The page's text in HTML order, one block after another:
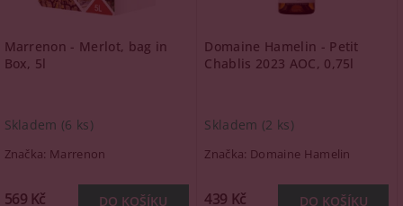
Marrenon - Merlot, bag in
Box, 5l
Skladem (6 ks)
Značka: Marrenon
569 Kč
Domaine Hamelin - Petit
Chablis 2023 AOC, 0,75l
Skladem (2 ks)
Značka: Domaine Hamelin
439 Kč